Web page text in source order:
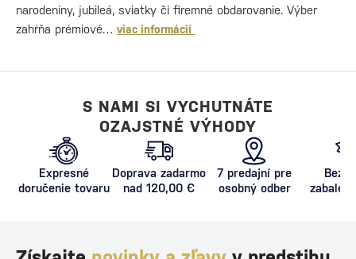
narodeniny, jubileá, sviatky či firemné obdarovanie. Výber
zahŕňa prémiové… viac informácií
S NAMI SI VYCHUTNÁTE
OZAJSTNÉ VÝHODY
Expresné
doručenie tovaru
Doprava zadarmo
nad 120,00 €
7 predajní pre
osobný odber